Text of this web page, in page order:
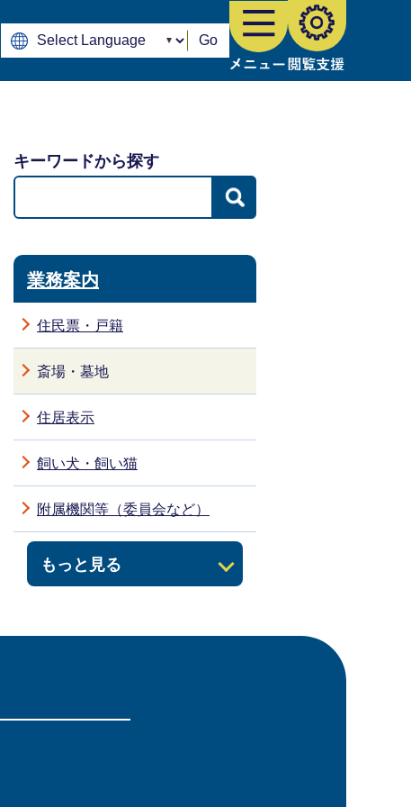
Go
キーワードから探す
業務案内
住民票・戸籍
斎場・墓地
住居表示
もっと見る
飼い犬・飼い猫
附属機関等（委員会など）